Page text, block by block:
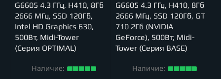
G6605 4.3 ГГц, H410, 8Гб
2666 МГц, SSD 120Гб,
Intel HD Graphics 630,
500Вт, Midi-Tower
(Серия OPTIMAL)
Наличие:
G6605 4.3 ГГц, H410, 8Гб
2666 МГц, SSD 120Гб, GT
710 2Гб (NVIDIA
GeForce), 500Вт, Midi-
Tower (Серия BASE)
Наличие: